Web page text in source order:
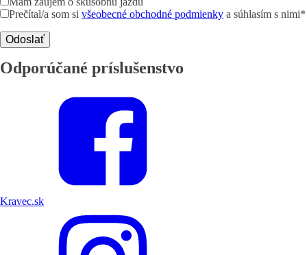
Prečítal/a som si všeobecné obchodné podmienky a súhlasím s nimi*
Odporúčané príslušenstvo
Kravec.sk